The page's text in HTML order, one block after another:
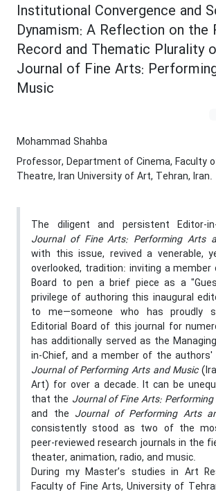
Institutional Convergence and
Dynamism: A Reflection on the
Record and Thematic Plurality
Journal of Fine Arts:
Music
Mohammad Shahba
Professor, Department of Cinema, Faculty
Theatre, Iran University of Art, Tehran, Iran.
The diligent and persistent Editor-
Journal of Fine Arts: Performing Arts
with this issue, revived a venerable,
overlooked, tradition: inviting a
Board to pen a brief piece as a
privilege of authoring this inaugural
to me—someone who has proudly
Editorial Board of this journal for
has additionally served as the
in-Chief, and a member of the
Journal of Performing Arts and Music
Art) for over a decade. It can be
that the Journal of Fine Arts:
and the Journal of Performing Arts
consistently stood as two of the
peer-reviewed research journals in the
theater, animation, radio, and music.
During my Master’s studies in Art
Faculty of Fine Arts, University of